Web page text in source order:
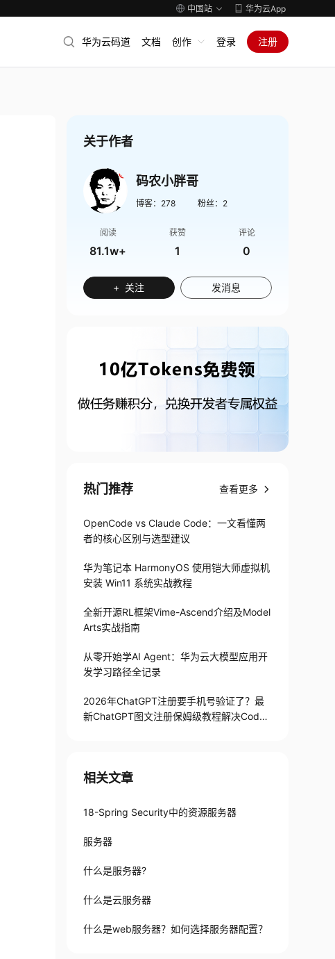
中国站 华为云App
华为云码道 文档 创作 登录 注册
关于作者
码农小胖哥
博客： 278 粉丝： 2
阅读
81.1w+
获赞
1
评论
0
+ 关注 发消息
热门推荐 查看更多
OpenCode vs Claude Code：一文看懂两
者的核心区别与选型建议
华为笔记本 HarmonyOS 使用铠大师虚拟机
安装 Win11 系统实战教程
全新开源RL框架Vime-Ascend介绍及Model
Arts实战指南
从零开始学AI Agent：华为云大模型应用开
发学习路径全记录
2026年ChatGPT注册要手机号验证了？最
新ChatGPT图文注册保姆级教程解决Codex
相关文章
18-Spring Security中的资源服务器
服务器
什么是服务器?
什么是云服务器
什么是web服务器？如何选择服务器配置？